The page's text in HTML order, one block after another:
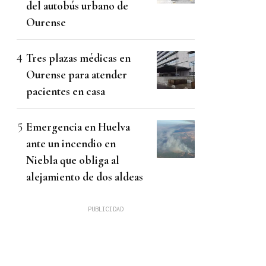
del autobús urbano de
Ourense
Tres plazas médicas en
Ourense para atender
pacientes en casa
Emergencia en Huelva
ante un incendio en
Niebla que obliga al
alejamiento de dos aldeas